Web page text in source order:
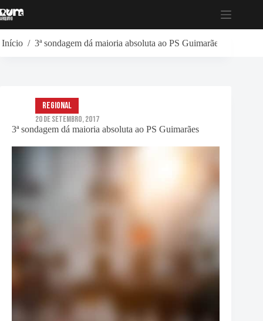
para
Início / 3ª sondagem dá maioria absoluta ao PS Guimarães
3ª sondagem dá maioria absoluta ao PS Guimarães
Regional
20 de Setembro, 2017